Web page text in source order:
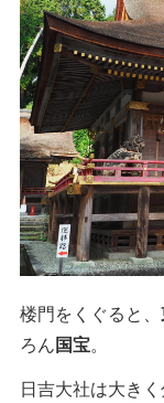
楼門をくぐると、
ろん国宝。
日吉大社は大き